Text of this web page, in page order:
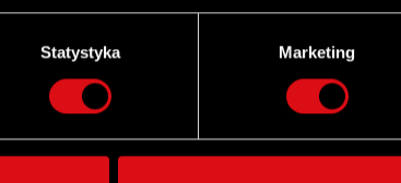
je zbiory danych (fingerprinting,
oraz ustaw własne preferencje w
swoją zgodę w dowolnej chwili.
aby oferować funkcje społecznościowe i
Statystyka Marketing
Facebook